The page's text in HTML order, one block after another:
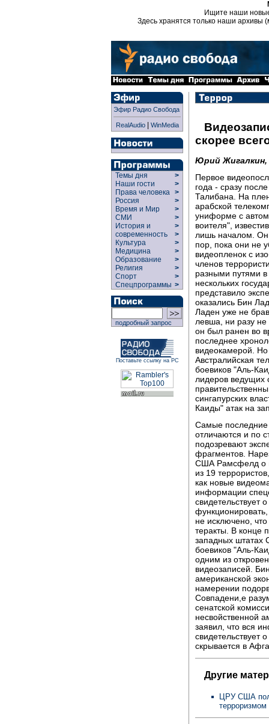
Ищите наши
Здесь хранятся только наши архивы
Эфир Радио Свобода
RealAudio| WinMedia
Темы дня
>
Наши гости
>
Права человека >
Россия
>
Время и Мир
>
СМИ
>
История и
современность
>
>
Культура
>
Медицина
>
Образование
>
Религия
>
Спорт
>
Спецпрограммы >
подробный запрос
Поставьте ссылку на РС
скорее
Юрий Жигалкин,
Первое
года - сразу
Талибана. На
арабской
униформе с
воителя",
лишь началом. Он
пор, пока они не
видеопленок с
членов
разными путями
нескольких
представило
оказались Бин
Ладен уже не
левша, ни разу не
он был ранен во
последнее
видеокамерой.
Австралийская
боевиков "Аль-
лидеров ведущих
сингапурских
Каиды" атак на
Самые последние
отличаются и по
подозревают
фрагментов.
США Рамсфелд о
из 19
как новые
информации
свидетельствует
не исключено,
теракты. В конце
западных штатах
боевиков "Аль-
одним из
видеозаписей.
американской
намерении
Совпадени,е
сенатской
несвойственной
заявил, что вся
свидетельствует
скрывается в
Другие
ЦРУ США
терроризмом